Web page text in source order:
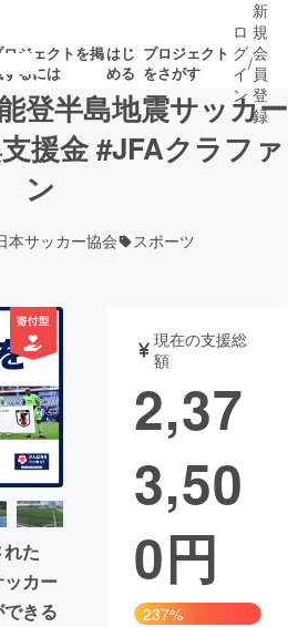
ロジェクトを掲
るには
はじ
める
プロジェクト
をさがす
着プロ
ガジェット
書籍・雑誌
チャレンジ
域活性化
Good
CAMPFIRE Creation
ロ
グ
イ
ン
/
新
規
会
員
登
録
登半島地震サッカー
援金 #JFAクラファ
ン
本サッカー協会 スポーツ
た
カー
きる
現在の支援総
額
2,37
3,50
0円
237%